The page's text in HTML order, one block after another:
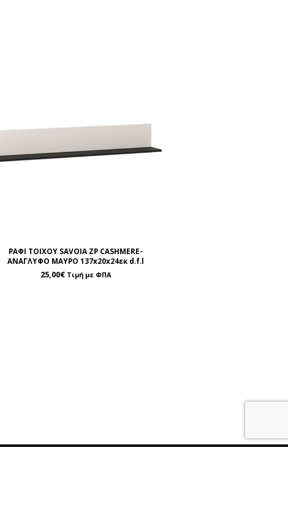
ΡΑΦΙ ΤΟΙΧΟΥ SAVOIA ZP CASHMERE-
ΑΝΑΓΛΥΦΟ ΜΑΥΡΟ 137x20x24εκ d.f.l
25,00€ Τιμή με ΦΠΑ